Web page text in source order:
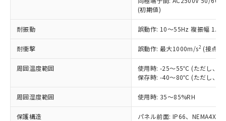
(初期値)
耐振動 誤動作: 10～55Hz 複振幅
耐衝撃 誤動作: 最大1000m/s2 (接点
周囲温度範囲
使用時: -25～55℃ (ただし、氷
保存時: -40～80℃ (ただし、氷
周囲湿度範囲 使用時: 35～85%RH
保護構造 パネル前面: IP66、NEMA4X,
正式な納期状況および標準価格はお客
様のお取引先、またはお客様担当のオ
ムロン制御機器販売店・当社販売員に
オムロン制御機器販売店や当社販売拠
販売ネットワーク
」をご確認
事前の承諾なく第三者に漏洩または開
示しないようお願いします。
(PBDE) 1000ppm以下、フタル酸ビス(2-エチルヘキシ
ル) (DEHP)(別名：DOP) 1000ppm以下、フタル酸ブチ
（DBP） 1000ppm以下、フタル酸ジイソブチル
但し、RoHS指令で産業用監視および制御機器に対する
フタル酸エステル類の４物質については閾値を超える意
図的な使用がないことを確認しています。
※2 対応予定月
部品在庫の切り替え状況などにより、予定
ニル類) : 1000ppm、 PBDEs(ポリ臭化ジフェニルエーテ
イソブチル) : 1000ppm、 BBP(フタル酸ブチルベンジ
DEHP(フタル酸ビス(2-エチルヘキシル)) : 1000ppm
「ｅ」：有害物質（10物質）のすべてが基
準値以下であることを示します。
「10」：通常の使用状況下において有害物
当社は規制貨物を破棄する場合は、完
全に破砕するなど、違法に輸出されな
いよう必要な手段を講じます。
当社は貴社製品を、核兵器、ミサイ
ル、化学兵器、生物兵器またはその他
武器並びにこれらの製造装置等に一切
当社は、貴社製品を第三者に販売する
場合は、上記1、2および3の内容を当
該第三者に通知します。また当社は、
一定数以上の在庫あり
一定数には満たないが在庫あり
在庫なし(最新の在庫状況につ
いては、お客様のお取引先、ま
たはお客様担当のオムロン制御
機器販売店・当社販売員にご確